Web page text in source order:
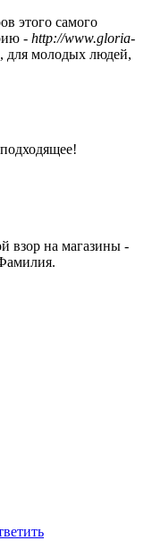
этого самого
- http://www.gloria-
для молодых людей,
взор на магазины -